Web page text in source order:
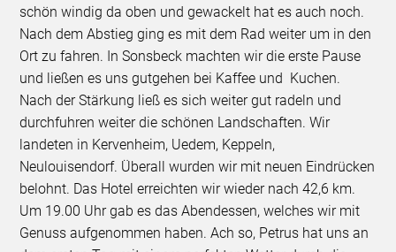
schön windig da oben und gewackelt hat es auch noch.
Nach dem Abstieg ging es mit dem Rad weiter um in den
Ort zu fahren. In Sonsbeck machten wir die erste Pause
und ließen es uns gutgehen bei Kaffee und Kuchen.
Nach der Stärkung ließ es sich weiter gut radeln und
durchfuhren weiter die schönen Landschaften. Wir
landeten in Kervenheim, Uedem, Keppeln,
Neulouisendorf. Überall wurden wir mit neuen Eindrücken
belohnt. Das Hotel erreichten wir wieder nach 42,6 km.
Um 19.00 Uhr gab es das Abendessen, welches wir mit
Genuss aufgenommen haben. Ach so, Petrus hat uns an